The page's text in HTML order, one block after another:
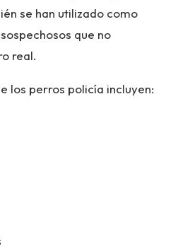
se han utilizado como
que no
real.
los perros policía incluyen: